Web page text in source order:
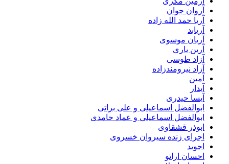
آروان جوان
آریا حمد الله زاده
آریابد
آریان موسوی
آرین یاری
آزاد طوسی
آزاد نیرومندزاده
آمین
آیدار
آیسا حیدری
ابوالفضل اسماعیلی و علی براتی
ابوالفضل اسماعیلی و عماد حامدی
ابوذر قشقاوی
اجرای زنده سیروان خسروی
اجوید
احسان اراتو